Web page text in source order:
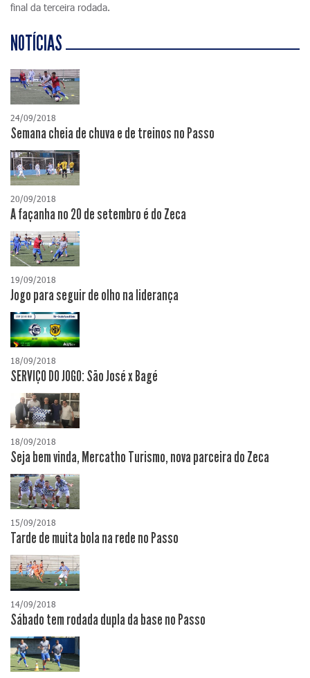
final da terceira rodada.
NOTÍCIAS
24/09/2018
Semana cheia de chuva e de treinos no Passo
20/09/2018
A façanha no 20 de setembro é do Zeca
19/09/2018
Jogo para seguir de olho na liderança
18/09/2018
SERVIÇO DO JOGO: São José x Bagé
18/09/2018
Seja bem vinda, Mercatho Turismo, nova parceira do Zeca
15/09/2018
Tarde de muita bola na rede no Passo
14/09/2018
Sábado tem rodada dupla da base no Passo